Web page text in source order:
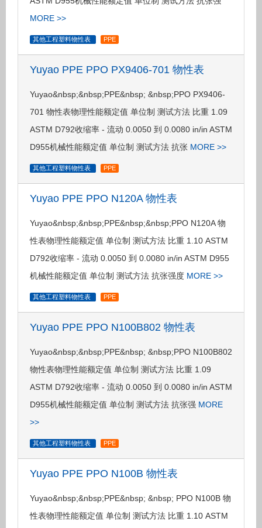
MORE >>
其他工程塑料物性表 PPE
Yuyao PPE PPO PX9406-701 物性表
Yuyao&nbsp;&nbsp;PPE&nbsp; &nbsp;PPO PX9406-
701 物性表物理性能额定值 单位制 测试方法 比重 1.09
ASTM D792收缩率 - 流动 0.0050 到 0.0080 in/in ASTM
D955机械性能额定值 单位制 测试方法 抗张 MORE >>
其他工程塑料物性表 PPE
Yuyao PPE PPO N120A 物性表
Yuyao&nbsp;&nbsp;PPE&nbsp;&nbsp;PPO N120A 物
性表物理性能额定值 单位制 测试方法 比重 1.10 ASTM
D792收缩率 - 流动 0.0050 到 0.0080 in/in ASTM D955
机械性能额定值 单位制 测试方法 抗张强度 MORE >>
其他工程塑料物性表 PPE
Yuyao PPE PPO N100B802 物性表
Yuyao&nbsp;&nbsp;PPE&nbsp; &nbsp;PPO N100B802
物性表物理性能额定值 单位制 测试方法 比重 1.09
ASTM D792收缩率 - 流动 0.0050 到 0.0080 in/in ASTM
D955机械性能额定值 单位制 测试方法 抗张强 MORE
>>
其他工程塑料物性表 PPE
Yuyao PPE PPO N100B 物性表
Yuyao&nbsp;&nbsp;PPE&nbsp; &nbsp; PPO N100B 物
性表物理性能额定值 单位制 测试方法 比重 1.10 ASTM